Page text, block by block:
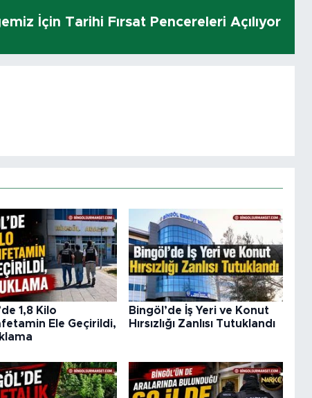
İçin Tarihi Fırsat Pencereleri Açılıyor
1,8 Kilo
Ele Geçirildi,
Bingöl’de İş Yeri ve Konut
Hırsızlığı Zanlısı Tutuklandı